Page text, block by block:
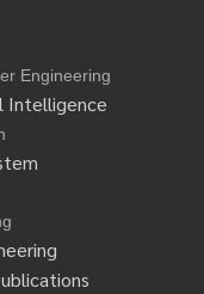
Engineering
Intelligence